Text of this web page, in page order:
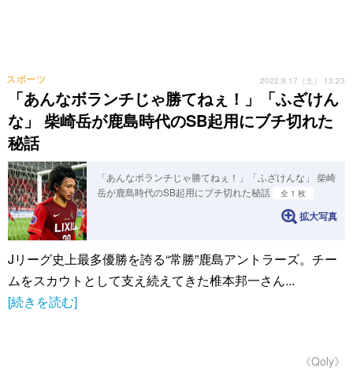
「あんなボランチじゃ勝てねぇ！」「ふざけん
な」 柴崎岳が鹿島時代のSB起用にブチ切れた
秘話
スポーツ 2022.9.17（土） 13:23
「あんなボランチじゃ勝てねぇ！」「ふざけんな」 柴崎
岳が鹿島時代のSB起用にブチ切れた秘話
全 1 枚
拡大写真
Jリーグ史上最多優勝を誇る“常勝”鹿島アントラーズ。チー
ムをスカウトとして支え続えてきた椎本邦一さん...
[続きを読む]
《Qoly》